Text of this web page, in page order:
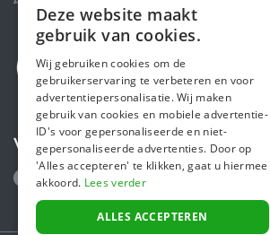
Volg ons
ENGLISH
Deze website maakt
gebruik van cookies.
Wij gebruiken cookies om de
gebruikerservaring te verbeteren en voor
advertentiepersonalisatie. Wij maken
gebruik van cookies en mobiele advertentie-
ID's voor gepersonaliseerde en niet-
gepersonaliseerde advertenties. Door op
'Alles accepteren' te klikken, gaat u hiermee
akkoord. Lees verder
ALLES ACCEPTEREN